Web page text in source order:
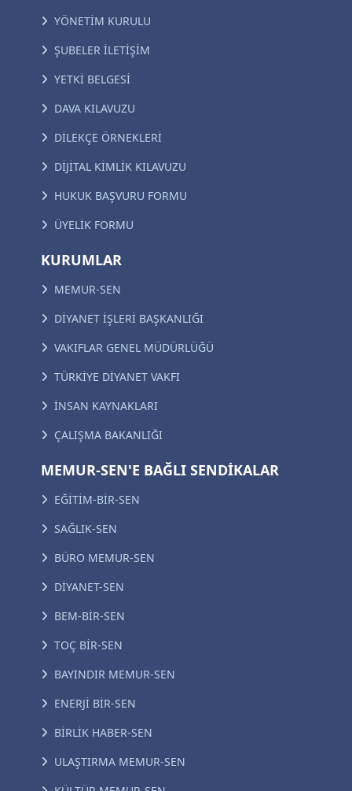
YÖNETİM KURULU
ŞUBELER İLETİŞİM
YETKİ BELGESİ
DAVA KILAVUZU
DİLEKÇE ÖRNEKLERİ
DİJİTAL KİMLİK KILAVUZU
HUKUK BAŞVURU FORMU
ÜYELİK FORMU
KURUMLAR
MEMUR-SEN
DİYANET İŞLERİ BAŞKANLIĞI
VAKIFLAR GENEL MÜDÜRLÜĞÜ
TÜRKİYE DİYANET VAKFI
İNSAN KAYNAKLARI
ÇALIŞMA BAKANLIĞI
MEMUR-SEN'E BAĞLI SENDİKALAR
EĞİTİM-BİR-SEN
SAĞLIK-SEN
BÜRO MEMUR-SEN
DİYANET-SEN
BEM-BİR-SEN
TOÇ BİR-SEN
BAYINDIR MEMUR-SEN
ENERJİ BİR-SEN
BİRLİK HABER-SEN
ULAŞTIRMA MEMUR-SEN